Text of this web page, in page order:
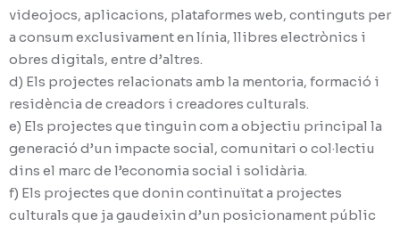
videojocs, aplicacions, plataformes web, continguts per
a consum exclusivament en línia, llibres electrònics i
obres digitals, entre d’altres.
d) Els projectes relacionats amb la mentoria, formació i
residència de creadors i creadores culturals.
e) Els projectes que tinguin com a objectiu principal la
generació d’un impacte social, comunitari o col·lectiu
dins el marc de l’economia social i solidària.
f) Els projectes que donin continuïtat a projectes
culturals que ja gaudeixin d’un posicionament públic